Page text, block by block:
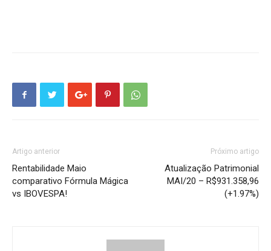
Artigo anterior
Rentabilidade Maio
comparativo Fórmula Mágica
vs IBOVESPA!
Próximo artigo
Atualização Patrimonial
MAI/20 – R$931.358,96
(+1.97%)